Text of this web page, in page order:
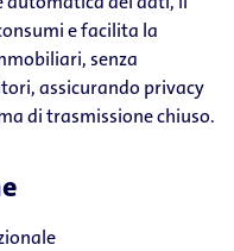
e facilita la
senza
assicurando privacy
di trasmissione chiuso.